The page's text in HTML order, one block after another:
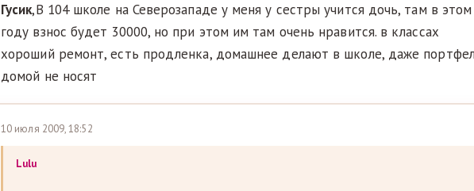
Гусик,В 104 школе на Северозападе у меня у сестры учится дочь, там в этом
году взнос будет 30000, но при этом им там очень нравится. в классах
хороший ремонт, есть продленка, домашнее делают в школе, даже
домой не носят
10 июля 2009, 18:52
Lulu